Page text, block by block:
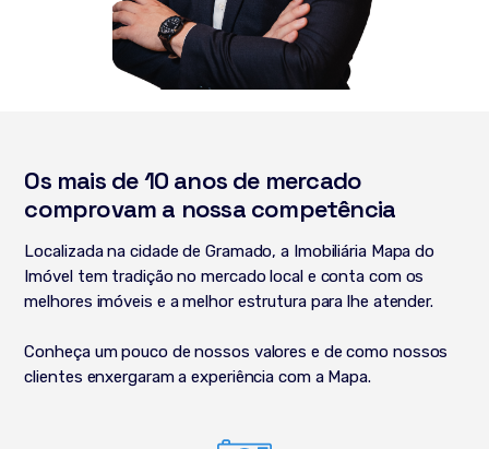
Os mais de 10 anos de mercado
comprovam a nossa competência
Localizada na cidade de Gramado, a Imobiliária Mapa do
Imóvel tem tradição no mercado local e conta com os
melhores imóveis e a melhor estrutura para lhe atender.
Conheça um pouco de nossos valores e de como nossos
clientes enxergaram a experiência com a Mapa.